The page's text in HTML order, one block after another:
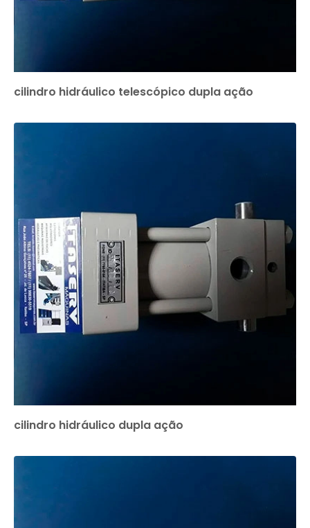
cilindro hidráulico telescópico dupla ação
cilindro hidráulico dupla ação